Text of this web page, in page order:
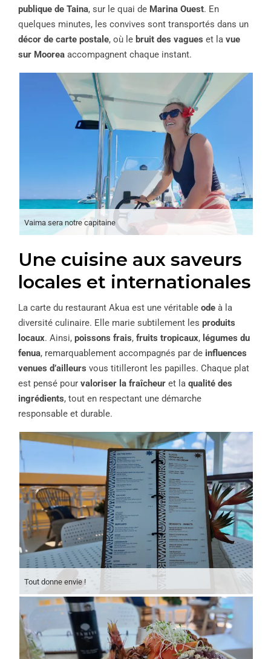
publique de Taina, sur le quai de Marina Ouest. En
quelques minutes, les convives sont transportés dans un
décor de carte postale, où le bruit des vagues et la vue
sur Moorea accompagnent chaque instant.
Vaima sera notre capitaine
Une cuisine aux saveurs
locales et internationales
La carte du restaurant Akua est une véritable ode à la
diversité culinaire. Elle marie subtilement les produits
locaux. Ainsi, poissons frais, fruits tropicaux, légumes du
fenua, remarquablement accompagnés par de influences
venues d’ailleurs vous titilleront les papilles. Chaque plat
est pensé pour valoriser la fraîcheur et la qualité des
ingrédients, tout en respectant une démarche
responsable et durable.
Tout donne envie !